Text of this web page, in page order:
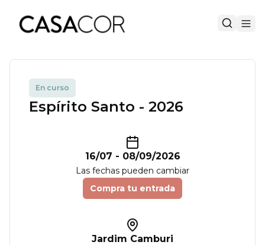
En curso
Espírito Santo - 2026
16/07 - 08/09/2026
Las fechas pueden cambiar
Compra tu entrada
Jardim Camburi